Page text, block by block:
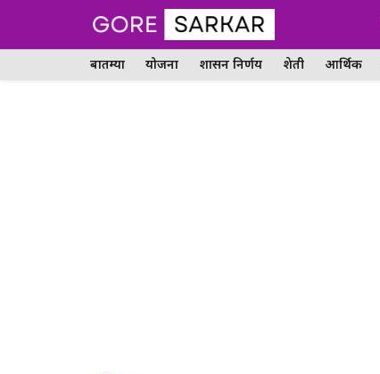
बातम्या योजना शासन निर्णय शेती आर्थिक